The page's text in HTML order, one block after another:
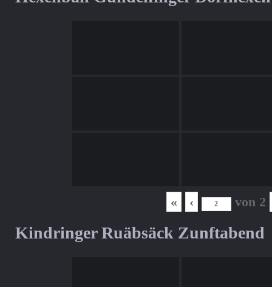
« ‹ von 2
Kindringer Ruäbsäck Zunftabend